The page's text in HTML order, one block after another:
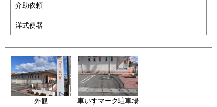
介助依頼
洋式便器
外観 車いすマーク駐車場